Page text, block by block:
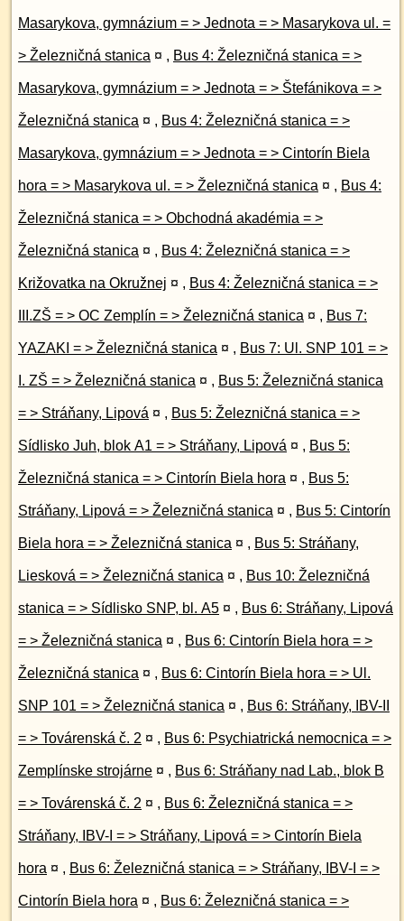
Masarykova, gymnázium = > Jednota = > Masarykova ul. =
> Železničná stanica ¤ , Bus 4: Železničná stanica = >
Masarykova, gymnázium = > Jednota = > Štefánikova = >
Železničná stanica ¤ , Bus 4: Železničná stanica = >
Masarykova, gymnázium = > Jednota = > Cintorín Biela
hora = > Masarykova ul. = > Železničná stanica ¤ , Bus 4:
Železničná stanica = > Obchodná akadémia = >
Železničná stanica ¤ , Bus 4: Železničná stanica = >
Križovatka na Okružnej ¤ , Bus 4: Železničná stanica = >
III.ZŠ = > OC Zemplín = > Železničná stanica ¤ , Bus 7:
YAZAKI = > Železničná stanica ¤ , Bus 7: Ul. SNP 101 = >
I. ZŠ = > Železničná stanica ¤ , Bus 5: Železničná stanica
= > Stráňany, Lipová ¤ , Bus 5: Železničná stanica = >
Sídlisko Juh, blok A1 = > Stráňany, Lipová ¤ , Bus 5:
Železničná stanica = > Cintorín Biela hora ¤ , Bus 5:
Stráňany, Lipová = > Železničná stanica ¤ , Bus 5: Cintorín
Biela hora = > Železničná stanica ¤ , Bus 5: Stráňany,
Liesková = > Železničná stanica ¤ , Bus 10: Železničná
stanica = > Sídlisko SNP, bl. A5 ¤ , Bus 6: Stráňany, Lipová
= > Železničná stanica ¤ , Bus 6: Cintorín Biela hora = >
Železničná stanica ¤ , Bus 6: Cintorín Biela hora = > Ul.
SNP 101 = > Železničná stanica ¤ , Bus 6: Stráňany, IBV-II
= > Továrenská č. 2 ¤ , Bus 6: Psychiatrická nemocnica = >
Zemplínske strojárne ¤ , Bus 6: Stráňany nad Lab., blok B
= > Továrenská č. 2 ¤ , Bus 6: Železničná stanica = >
Stráňany, IBV-I = > Stráňany, Lipová = > Cintorín Biela
hora ¤ , Bus 6: Železničná stanica = > Stráňany, IBV-I = >
Cintorín Biela hora ¤ , Bus 6: Železničná stanica = >